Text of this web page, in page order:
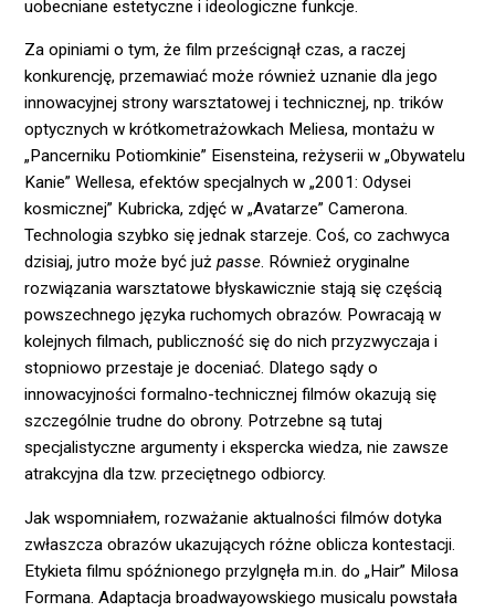
uobecniane estetyczne i ideologiczne funkcje.
Za opiniami o tym, że film prześcignął czas, a raczej
konkurencję, przemawiać może również uznanie dla jego
innowacyjnej strony warsztatowej i technicznej, np. trików
optycznych w krótkometrażowkach Meliesa, montażu w
„Pancerniku Potiomkinie” Eisensteina, reżyserii w „Obywatelu
Kanie” Wellesa, efektów specjalnych w „2001: Odysei
kosmicznej” Kubricka, zdjęć w „Avatarze” Camerona.
Technologia szybko się jednak starzeje. Coś, co zachwyca
dzisiaj, jutro może być jużpasse. Również oryginalne
rozwiązania warsztatowe błyskawicznie stają się częścią
powszechnego języka ruchomych obrazów. Powracają w
kolejnych filmach, publiczność się do nich przyzwyczaja i
stopniowo przestaje je doceniać. Dlatego sądy o
innowacyjności formalno-technicznej filmów okazują się
szczególnie trudne do obrony. Potrzebne są tutaj
specjalistyczne argumenty i ekspercka wiedza, nie zawsze
atrakcyjna dla tzw. przeciętnego odbiorcy.
Jak wspomniałem, rozważanie aktualności filmów dotyka
zwłaszcza obrazów ukazujących różne oblicza kontestacji.
Etykieta filmu spóźnionego przylgnęła m.in. do „Hair” Milosa
Formana. Adaptacja broadwayowskiego musicalu powstała